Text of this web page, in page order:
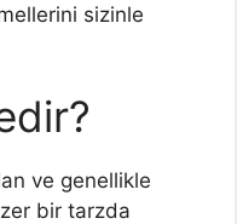
sizinle
ve genellikle
bir tarzda